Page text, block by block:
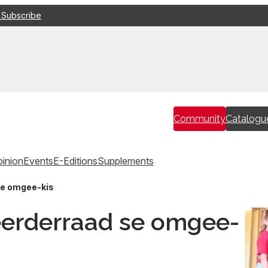
Community
EventsE-EditionsSupplements
omgee-kis
se omgee-